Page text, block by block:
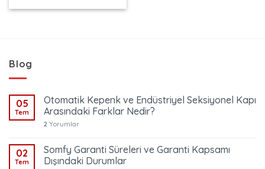
Blog
05
Tem
Otomatik Kepenk ve Endüstriyel Seksiyonel Kapı
Arasındaki Farklar Nedir?
2 Yorumlar
02
Tem
Somfy Garanti Süreleri ve Garanti Kapsamı
Dışındaki Durumlar